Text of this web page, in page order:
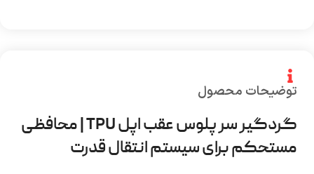
توضیحات محصول
گردگیر سر پلوس عقب اپل TPU | محافظی
مستحکم برای سیستم انتقال قدرت